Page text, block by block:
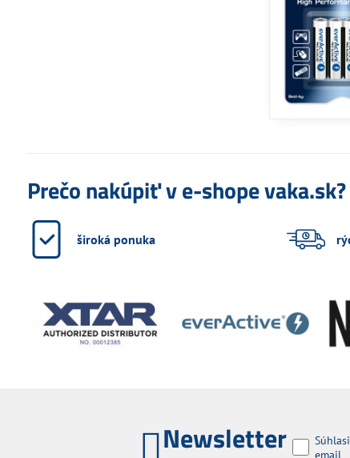
Prečo nakúpiť v e-shope vaka.sk?
široká ponuka
Newsletter
email